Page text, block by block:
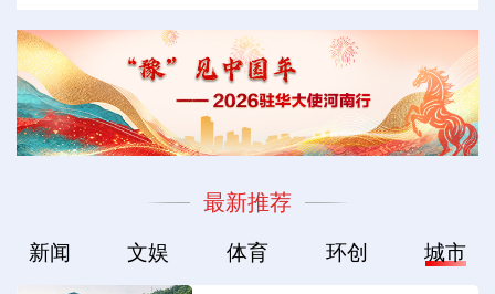
最新推荐
新闻 文娱 体育 环创 城市